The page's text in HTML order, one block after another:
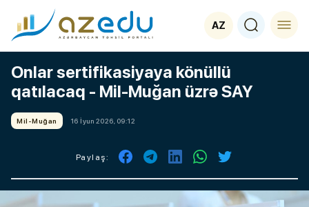
AZ
Onlar sertifikasiyaya könüllü
qatılacaq - Mil-Muğan üzrə SAY
Mil-Muğan 16 İyun 2026, 09:12
Paylaş: